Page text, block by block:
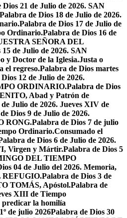
Dios 21 de Julio de 2026. SAN
Palabra de Dios 18 de Julio de 2026.
Palabra de Dios 17 de Julio de
Ordinario.Palabra de Dios 16 de
SEÑORA DEL
de Julio de 2026. SAN
y Doctor de la Iglesia.Justa o
el regreso.Palabra de Dios martes
12 de Julio de 2026.
ORDINARIO.Palabra de Dios
Abad y Patrón de
Julio de 2026. Jueves XIV de
Dios 9 de Julio de 2026.
RONG.Palabra de Dios 7 de julio
Ordinario.Consumado el
de Dios 6 de Julio de 2026.
Virgen y Mártir.Palabra de Dios 5
DEL TIEMPO
04 de Julio del 2026. Memoria,
REFUGIO.Palabra de Dios 3 de
TOMÁS, Apóstol.Palabra de
XIII de Tiempo
predicar la homilía
de julio 2026Palabra de Dios 30